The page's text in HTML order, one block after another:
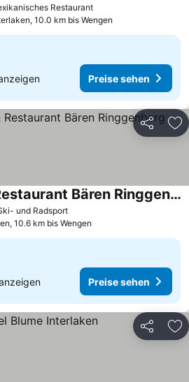
RestaurantPreise sehen
10.0 km bis Wengen
Preise sehen
Teilen
und RadsportPreise sehen
Boutique Hotel & Restaurant Bären Ringgenberg
10.6 km bis Wengen
Preise sehen
Teilen